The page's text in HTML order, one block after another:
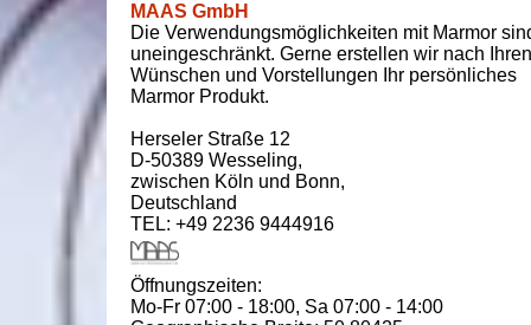
MAAS GmbH
Die Verwendungsmöglichkeiten mit Marmor
uneingeschränkt. Gerne erstellen wir nach Ihren
Wünschen und Vorstellungen Ihr persönliches
Marmor Produkt.
Herseler Straße 12
D-50389 Wesseling,
zwischen Köln und Bonn,
Deutschland
TEL: +49 2236 9444916
Öffnungszeiten:
Mo-Fr 07:00 - 18:00, Sa 07:00 - 14:00